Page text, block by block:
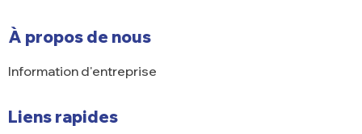
À propos de nous
Information d'entreprise
Liens rapides